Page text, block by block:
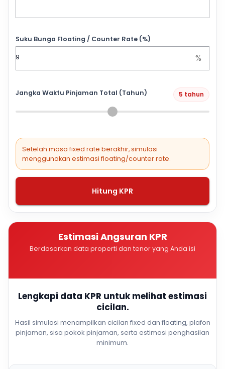
Suku Bunga Floating / Counter Rate (%)
%
Jangka Waktu Pinjaman Total (Tahun) 5 tahun
Setelah masa fixed rate berakhir, simulasi
menggunakan estimasi floating/counter rate.
Hitung KPR
Estimasi Angsuran KPR
Berdasarkan data properti dan tenor yang Anda isi
Lengkapi data KPR untuk melihat estimasi
cicilan.
Hasil simulasi menampilkan cicilan fixed dan floating, plafon
pinjaman, sisa pokok pinjaman, serta estimasi penghasilan
minimum.